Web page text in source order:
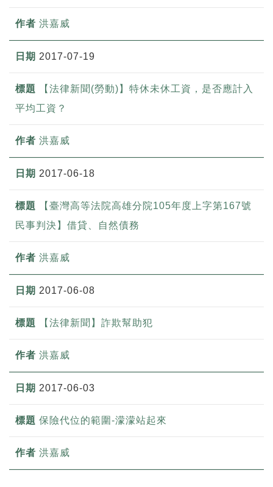
洪嘉威
2017-07-19
【法律新聞(勞動)】特休未休工資，是否應計入
平均工資？
洪嘉威
2017-06-18
【臺灣高等法院高雄分院105年度上字第167號
民事判決】借貸、自然債務
洪嘉威
2017-06-08
【法律新聞】詐欺幫助犯
洪嘉威
2017-06-03
保險代位的範圍-濛濛站起來
洪嘉威